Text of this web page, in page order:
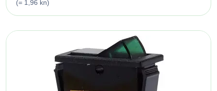
(= 1,96 kn)